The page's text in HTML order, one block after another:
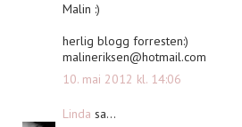
Malin :)
herlig blogg forresten:)
malineriksen@hotmail.com
10. mai 2012 kl. 14:06
Linda sa...